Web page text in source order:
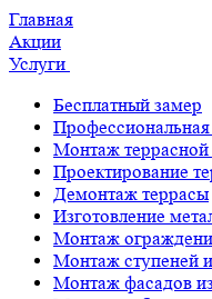
Главная
Акции
Услуги
Бесплатный замер
Профессиональная
Монтаж террасной
Проектирование
Демонтаж террасы
Изготовление
Монтаж
Монтаж ступеней
Монтаж фасадов